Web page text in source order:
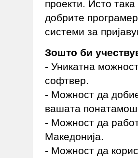
проекти. Исто
добрите
системи за
Зошто би
- Уникатна
софтвер.
- Можност да
вашата
- Можност да
Македонија.
- Можност да